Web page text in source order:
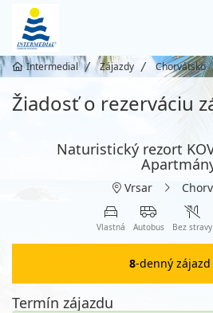
Intermedial Zájazdy Chorvátsko
Žiadosť o rezerváciu
Naturistický rezort
Vrsar
Vlastná Autobus Bez stravy
8-denný zájazd
Termín zájazdu